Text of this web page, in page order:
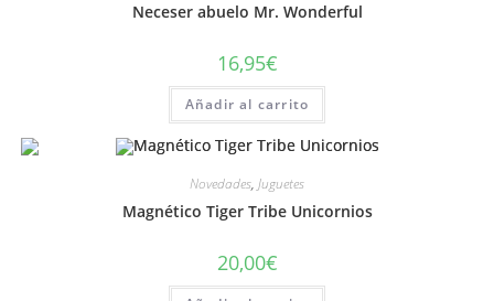
Neceser abuelo Mr. Wonderful
16,95€
Añadir al carrito
Novedades, Juguetes
Magnético Tiger Tribe Unicornios
20,00€